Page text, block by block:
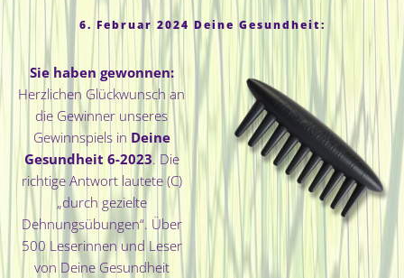
6. Februar 2024 Deine Gesundheit:
Sie haben gewonnen:
Herzlichen Glückwunsch an
die Gewinner unseres
Gewinnspiels in Deine
Gesundheit 6-2023. Die
richtige Antwort lautete (C)
„durch gezielte
Dehnungsübungen“. Über
500 Leserinnen und Leser
von Deine Gesundheit